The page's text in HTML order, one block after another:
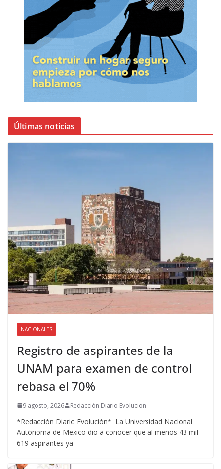
Últimas noticias
NACIONALES
Registro de aspirantes de la
UNAM para examen de control
rebasa el 70%
9 agosto, 2026 Redacción Diario Evolucion
*Redacción Diario Evolución* La Universidad Nacional
Autónoma de México dio a conocer que al menos 43 mil
619 aspirantes ya